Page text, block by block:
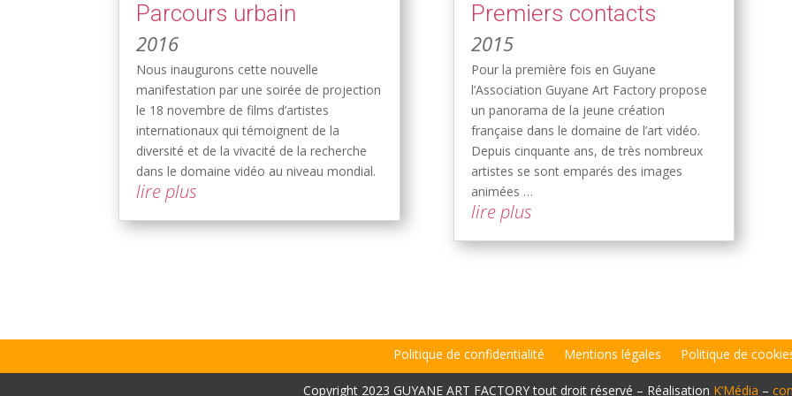
Parcours urbain
2016
Nous inaugurons cette nouvelle
manifestation par une soirée de projection
le 18 novembre de films d’artistes
internationaux qui témoignent de la
diversité et de la vivacité de la recherche
dans le domaine vidéo au niveau mondial.
lire plus
Premiers contacts
2015
Pour la première fois en Guyane
l’Association Guyane Art Factory propose
un panorama de la jeune création
française dans le domaine de l’art vidéo.
Depuis cinquante ans, de très nombreux
artistes se sont emparés des images
animées …
lire plus
Politique de confidentialité Mentions légales Politique de
Copyright 2023 GUYANE ART FACTORY tout droit réservé – Réalisation K’Média –